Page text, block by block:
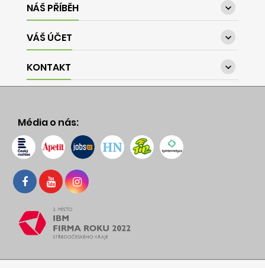
NÁŠ PŘÍBĚH 
VÁŠ ÚČET 
KONTAKT 
Média o nás: